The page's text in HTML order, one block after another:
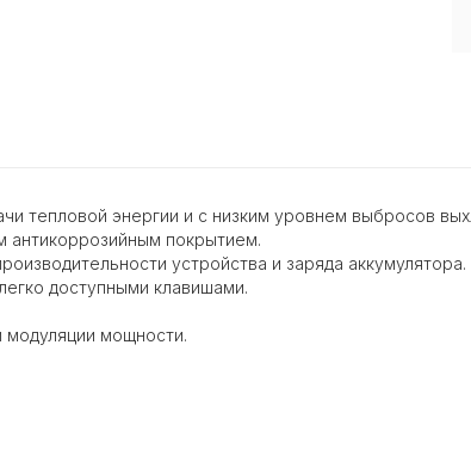
тепловой энергии и с низким уровнем выбросов
покрытием.
устройства и заряда аккумулятора.
доступными клавишами.
мощности.